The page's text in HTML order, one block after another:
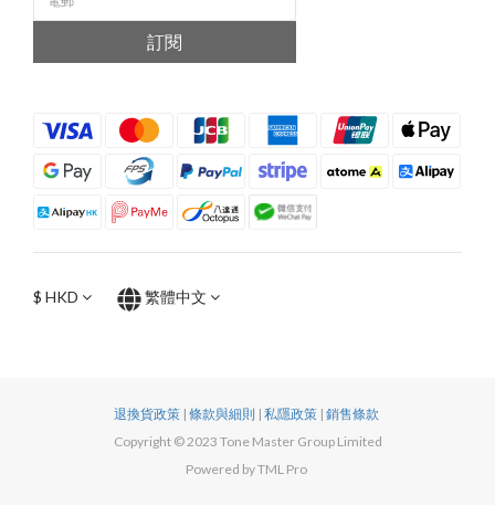
訂閱
$ HKD 繁體中文
退換貨政策 | 條款與細則 | 私隱政策 | 銷售條款
Copyright © 2023 Tone Master Group Limited
Powered by TML Pro